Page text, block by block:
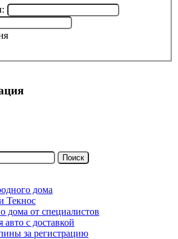
дома
Текнос
дома от специалистов
авто с доставкой
за регистрацию